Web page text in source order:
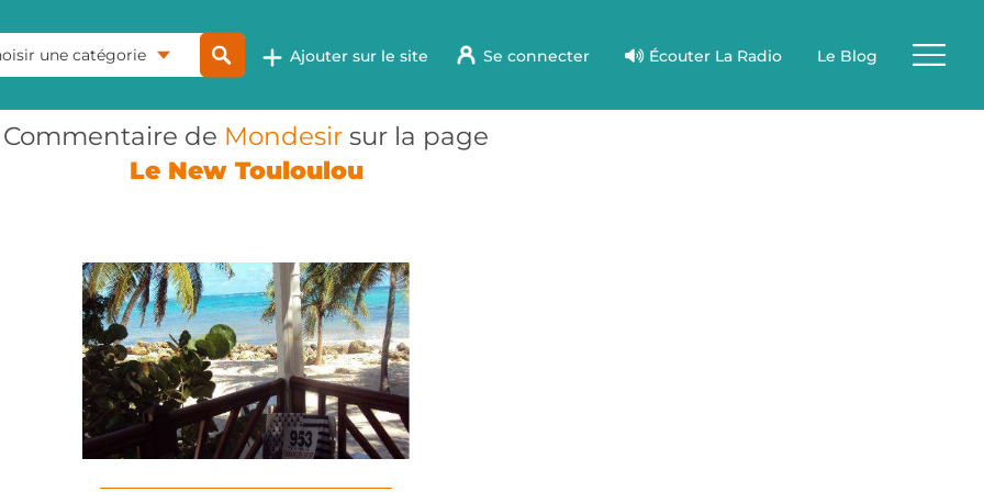
une catégorie Ajouter sur le site Se connecter Écouter La Radio Le Blog
Commentaire de Mondesir sur la page
Le New Touloulou